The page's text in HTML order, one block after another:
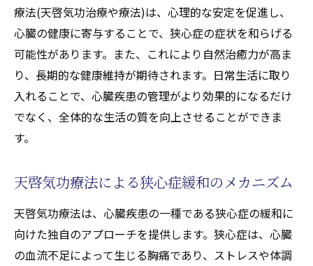
療法(天啓気功治療や療法)は、心理的な安定を促進し、
心臓の健康に寄与することで、狭心症の症状を和らげる
可能性があります。また、これにより自然治癒力が高ま
り、長期的な健康維持が期待されます。日常生活に取り
入れることで、心臓疾患の管理がより効果的になるだけ
でなく、全体的な生活の質を向上させることができま
す。
天啓気功療法による狭心症緩和のメカニズム
天啓気功療法は、心臓疾患の一種である狭心症の緩和に
向けた独自のアプローチを提供します。狭心症は、心臓
の血流不足によって生じる胸痛であり、ストレスや体調